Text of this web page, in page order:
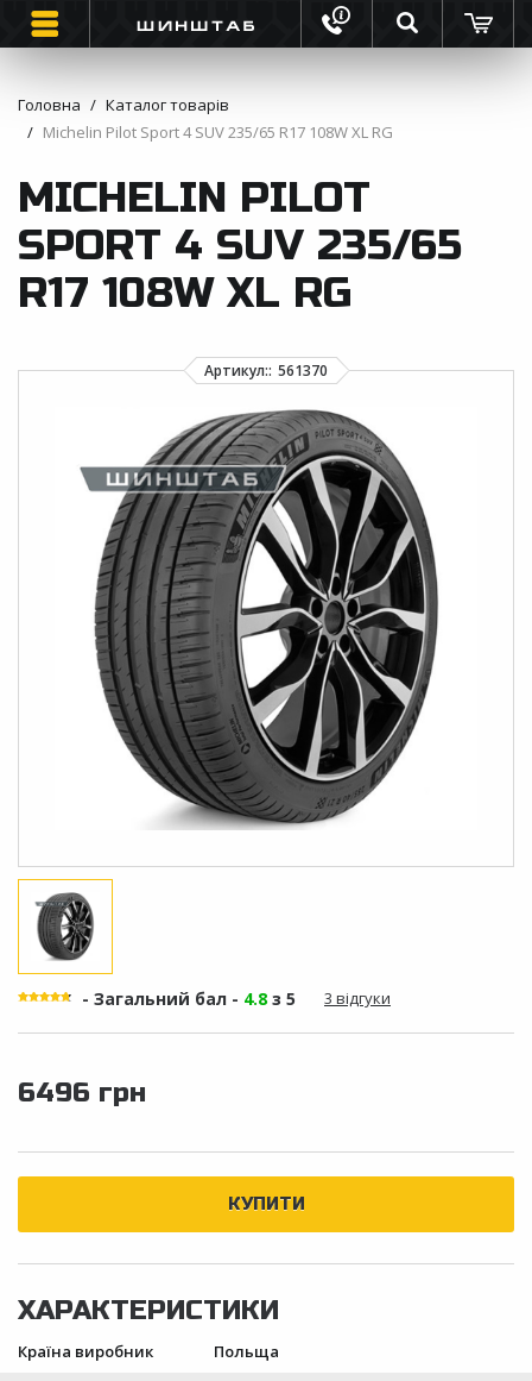
ШИНИ
ВАНТАЖНІ ШИНИ
МОТО ШИНИ
ІНФОРМАЦІЯ
ЗВОРОТНИЙ ДЗВІНОК
ВІДГУКИ ПРО ШИНИ
Головна
Каталог товарів
Michelin Pilot Sport 4 SUV 235/65 R17 108W XL RG
MICHELIN PILOT
SPORT 4 SUV 235/65
R17 108W XL RG
- Загальний бал - 4.8 з 5 3 відгуки
6496 грн
Країна виробник
Польща